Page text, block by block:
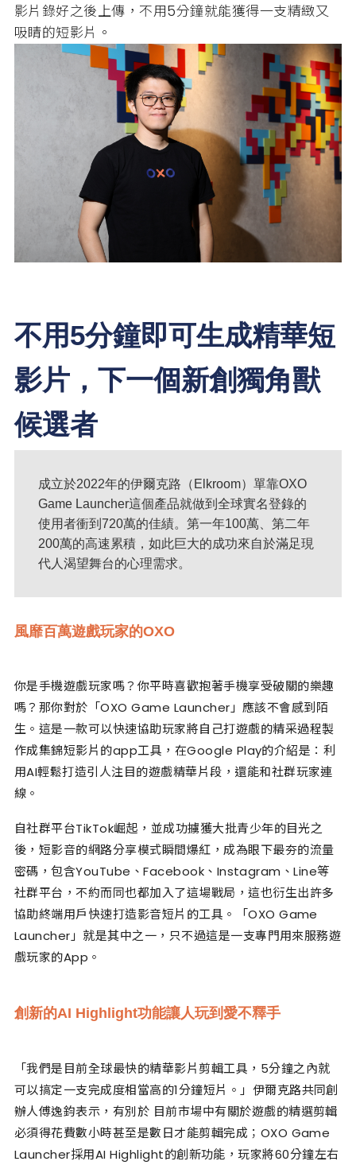
影片錄好之後上傳，不用5分鐘就能獲得一支精緻又
吸睛的短影片。
不用5分鐘即可生成精華短
影片，下一個新創獨角獸
候選者
成立於2022年的伊爾克路（Elkroom）單靠OXO
Game Launcher這個產品就做到全球實名登錄的
使用者衝到720萬的佳績。第一年100萬、第二年
200萬的高速累積，如此巨大的成功來自於滿足現
代人渴望舞台的心理需求。
風靡百萬遊戲玩家的OXO
你是手機遊戲玩家嗎？你平時喜歡抱著手機享受破關的樂趣
嗎？那你對於「OXO Game Launcher」應該不會感到陌
生。這是一款可以快速協助玩家將自己打遊戲的精采過程製
作成集錦短影片的app工具，在Google Play的介紹是：利
用AI輕鬆打造引人注目的遊戲精華片段，還能和社群玩家連
線。
自社群平台TikTok崛起，並成功擄獲大批青少年的目光之
後，短影音的網路分享模式瞬間爆紅，成為眼下最夯的流量
密碼，包含YouTube、Facebook、Instagram、Line等
社群平台，不約而同也都加入了這場戰局，這也衍生出許多
協助終端用戶快速打造影音短片的工具。「OXO Game
Launcher」就是其中之一，只不過這是一支專門用來服務遊
戲玩家的App。
創新的AI Highlight功能讓人玩到愛不釋手
「我們是目前全球最快的精華影片剪輯工具，5分鐘之內就
可以搞定一支完成度相當高的1分鐘短片。」伊爾克路共同創
辦人傅逸鈞表示，有別於 目前市場中有關於遊戲的精選剪輯
必須得花費數小時甚至是數日才能剪輯完成；OXO Game
Launcher採用AI Highlight的創新功能，玩家將60分鐘左右